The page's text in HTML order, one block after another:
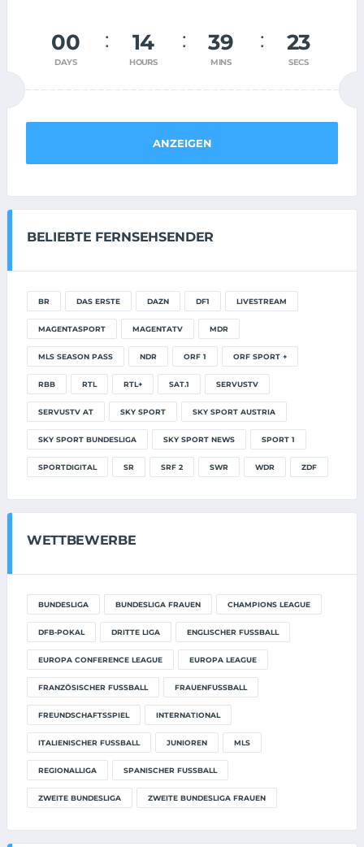
00
DAYS
14
HOURS
39
MINS
22
SECS
ANZEIGEN
BELIEBTE FERNSEHSENDER
BR DAS ERSTE DAZN DF1 LIVESTREAM
MAGENTASPORT MAGENTATV MDR
MLS SEASON PASS NDR ORF 1 ORF SPORT +
RBB RTL RTL+ SAT.1 SERVUSTV
SERVUSTV AT SKY SPORT SKY SPORT AUSTRIA
SKY SPORT BUNDESLIGA SKY SPORT NEWS SPORT 1
SPORTDIGITAL SR SRF 2 SWR WDR ZDF
WETTBEWERBE
BUNDESLIGA BUNDESLIGA FRAUEN CHAMPIONS LEAGUE
DFB-POKAL DRITTE LIGA ENGLISCHER FUSSBALL
EUROPA CONFERENCE LEAGUE EUROPA LEAGUE
FRANZÖSISCHER FUSSBALL FRAUENFUSSBALL
FREUNDSCHAFTSSPIEL INTERNATIONAL
ITALIENISCHER FUSSBALL JUNIOREN MLS
REGIONALLIGA SPANISCHER FUSSBALL
ZWEITE BUNDESLIGA ZWEITE BUNDESLIGA FRAUEN